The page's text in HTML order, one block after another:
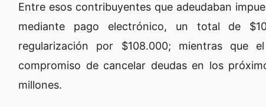
Entre esos contribuyentes que adeudaban
mediante pago electrónico, un total de
regularización por $108.000; mientras
compromiso de cancelar deudas en los
millones.